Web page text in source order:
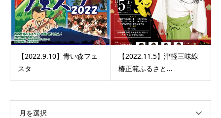
【2022.9.10】青い森フェ
スタ
【2022.11.5】津軽三味線
椿正範ふるさと...
月を選択